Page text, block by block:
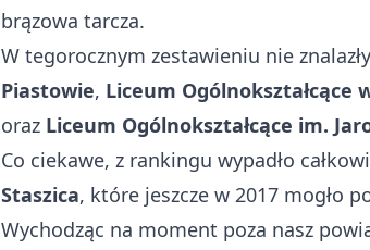
brązowa tarcza.
W tegorocznym zestawieniu nie
Piastowie, Liceum Ogólnokształcące
oraz Liceum Ogólnokształcące im.
Co ciekawe, z rankingu wypadło
Staszica, które jeszcze w 2017 mogło
Wychodząc na moment poza nasz